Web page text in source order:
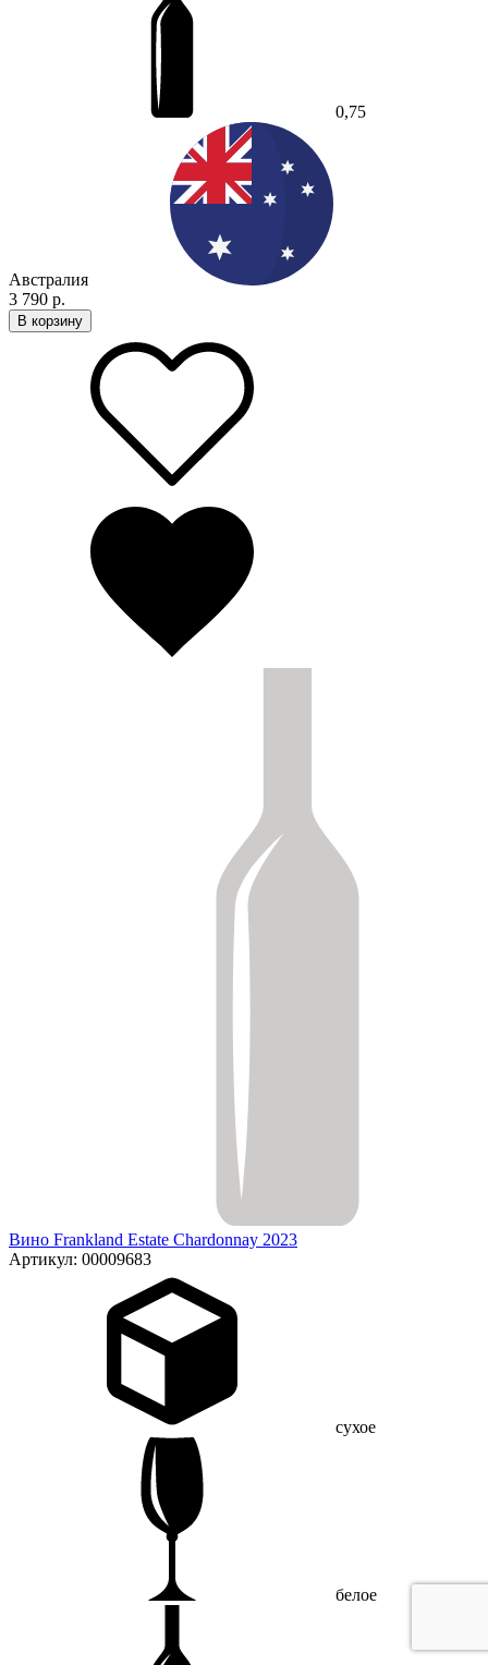
0,75
Австралия
3 790 р.
В корзину
Вино Frankland Estate Chardonnay 2023
Артикул: 00009683
сухое
белое